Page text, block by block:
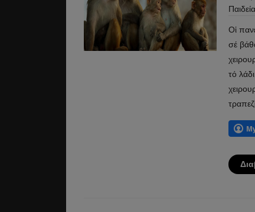
Παιδεία
Οἱ
σέ
τό